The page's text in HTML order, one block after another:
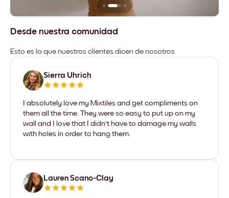
Desde nuestra comunidad
Esto es lo que nuestros clientes dicen de nosotros
Sierra Uhrich
I absolutely love my Mixtiles and get compliments on
them all the time. They were so easy to put up on my
wall and I love that I didn't have to damage my walls
with holes in order to hang them.
Lauren Scano-Clay